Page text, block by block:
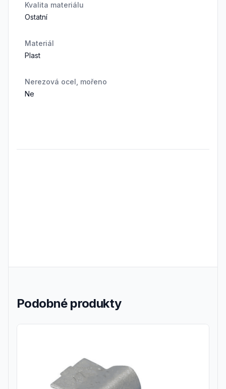
Kvalita materiálu
Ostatní
Materiál
Plast
Nerezová ocel, mořeno
Ne
Podobné produkty